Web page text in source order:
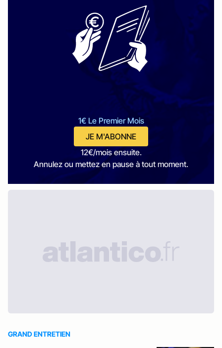
1€ Le Premier Mois
JE M'ABONNE
12€/mois ensuite.
Annulez ou mettez en pause à tout moment.
GRAND ENTRETIEN